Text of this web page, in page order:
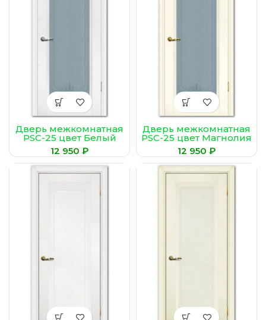
Дверь межкомнатная
PSC-25 цвет Белый
(Сатинат,
пескоструйная
обработка)
₽
Дверь межкомнатная
PSC-25 цвет Магнолия
(Сатинат,
пескоструйная
обработка)
₽